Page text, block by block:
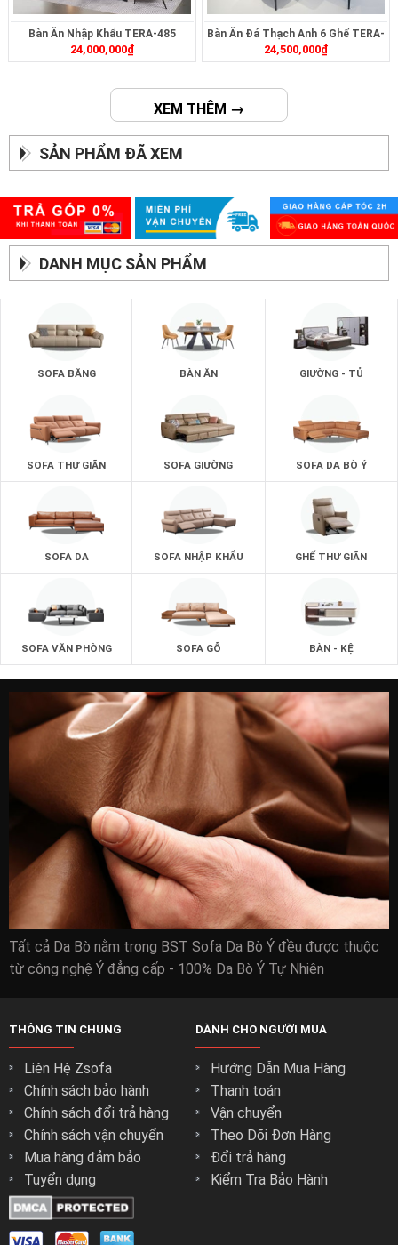
Bàn Ăn Nhập Khẩu TERA-485
24,000,000₫
Bàn Ăn Đá Thạch Anh 6 Ghế TERA-
271
24,500,000₫
XEM THÊM →
SẢN PHẨM ĐÃ XEM
DANH MỤC SẢN PHẨM
SOFA BĂNG BÀN ĂN GIƯỜNG - TỦ
SOFA THƯ GIÃN SOFA GIƯỜNG SOFA DA BÒ Ý
SOFA DA SOFA NHẬP KHẨU GHẾ THƯ GIÃN
SOFA VĂN PHÒNG SOFA GỖ BÀN - KỆ
Tất cả Da Bò nằm trong BST Sofa Da Bò Ý đều được thuộc
từ công nghệ Ý đẳng cấp - 100% Da Bò Ý Tự Nhiên
THÔNG TIN CHUNG
Liên Hệ Zsofa
Chính sách bảo hành
Chính sách đổi trả hàng
Chính sách vận chuyển
Mua hàng đảm bảo
Tuyển dụng
DÀNH CHO NGƯỜI MUA
Hướng Dẫn Mua Hàng
Thanh toán
Vận chuyển
Theo Dõi Đơn Hàng
Đổi trả hàng
Kiểm Tra Bảo Hành